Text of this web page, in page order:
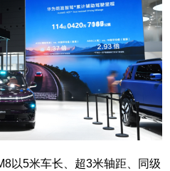
以5米车长、超3米轴距、同级